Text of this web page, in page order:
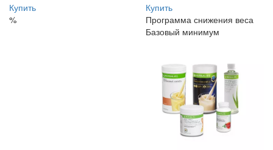
Купить
%
Купить
Программа снижения веса
Базовый минимум